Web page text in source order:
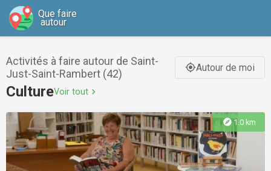
Que faire
autour
Activités à faire autour de Saint-
Just-Saint-Rambert (42)
gps_fixedAutour de moi
CultureVoir tout chevron_right
explore1.0 km